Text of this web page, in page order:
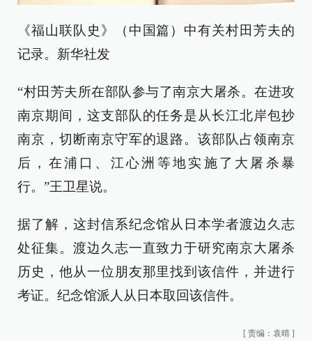
《福山联队史》（中国篇）中有关村田芳夫的
记录。新华社发
“村田芳夫所在部队参与了南京大屠杀。在进攻
南京期间，这支部队的任务是从长江北岸包抄
南京，切断南京守军的退路。该部队占领南京
后，在浦口、江心洲等地实施了大屠杀暴
行。”王卫星说。
据了解，这封信系纪念馆从日本学者渡边久志
处征集。渡边久志一直致力于研究南京大屠杀
历史，他从一位朋友那里找到该信件，并进行
考证。纪念馆派人从日本取回该信件。
[ 责编：袁晴 ]